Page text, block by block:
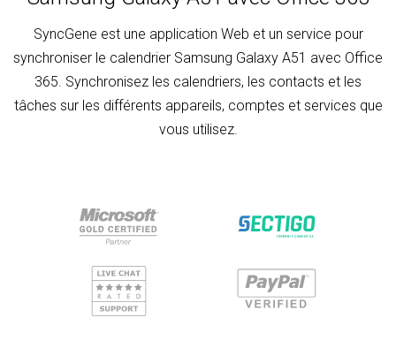
SyncGene est une application Web et un service pour
synchroniser le calendrier Samsung Galaxy A51 avec Office
365. Synchronisez les calendriers, les contacts et les
tâches sur les différents appareils, comptes et services que
vous utilisez.